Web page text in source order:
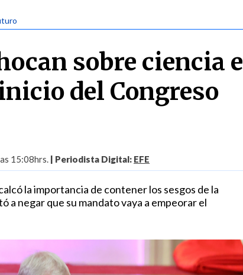
sobre ciencia e
del Congreso
15:08hrs. | Periodista Digital: EFE
la importancia de contener los sesgos de la
a negar que su mandato vaya a empeorar el